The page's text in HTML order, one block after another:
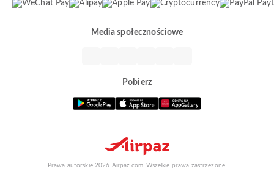
Media społecznościowe
Pobierz
Prawa autorskie 2026 Airpaz.com. Wszelkie prawa zastrzeżone.